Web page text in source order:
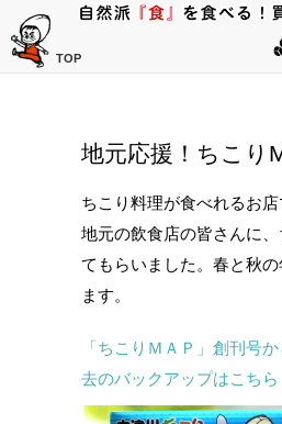
TOP
地元応援！ちこり
ちこり料理が食べれるお店
地元の飲食店の皆さんに
てもらいました。春と秋
ます。
「ちこりＭＡＰ」創刊号
去のバックアップはこちら